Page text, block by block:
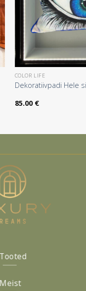
COLOR LIFE
Dekoratiivpadi Hele
85.00 €
Tooted
Meist